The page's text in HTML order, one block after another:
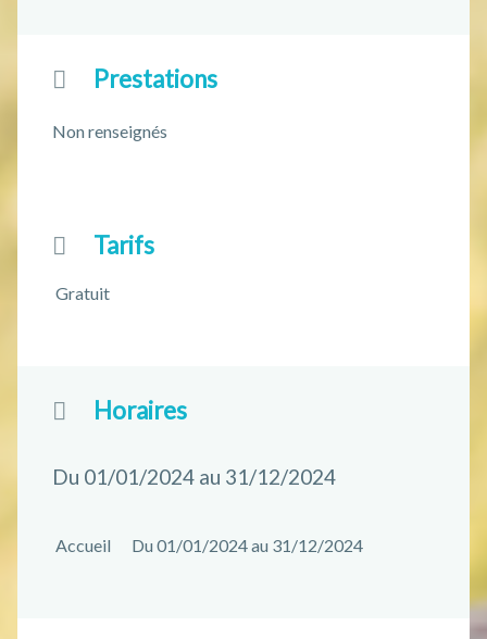
Prestations
Non renseignés
Tarifs
Gratuit
Horaires
Du 01/01/2024 au 31/12/2024
Accueil Du 01/01/2024 au 31/12/2024